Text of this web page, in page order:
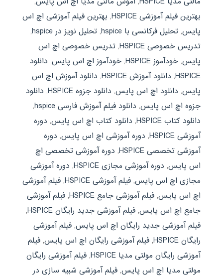
بهترین فیلم آموزشی HSPICE
, بهترین فیلم آموزشی اچ اس
پایس, تحلیل فرکانسی با hspice , تحلیل نویز در hspice
,
تدریس خصوصی HSPICE
, تدریس خصوصی اچ اس
پایس, خودآموز HSPICE , خودآموز اچ اس پایس, دانلود
HSPICE
, دانلود آموزش HSPICE , دانلود آموزش اچ اس
پایس, دانلود اچ اس پایس, دانلود جزوه HSPICE , دانلود
جزوه اچ اس پایس, دانلود فیلم آموزش فارسی hspice
,
دانلود کتاب HSPICE
, دانلود کتاب اچ اس پایس, دوره
آموزشی HSPICE
, دوره آموزشی اچ اس پایس, دوره
آموزشی تخصصی HSPICE
, دوره آموزشی تخصصی اچ
اس پایس, دوره آموزشی مجازی HSPICE , دوره آموزشی
مجازی اچ اس پایس, فیلم آموزشی HSPICE , فیلم آموزشی
اچ اس پایس, فیلم آموزشی جامع HSPICE , فیلم آموزشی
جامع اچ اس پایس, فیلم آموزشی جدید رایگان HSPICE
,
فیلم آموزشی جدید رایگان اچ اس پایس, فیلم آموزشی
رایگان HSPICE
, فیلم آموزشی رایگان اچ اس پایس, فیلم
آموزشی رایگان مولتی مدیا HSPICE
, فیلم آموزشی رایگان
مولتی مدیا اچ اس پایس, فیلم آموزشی شبیه سازی در